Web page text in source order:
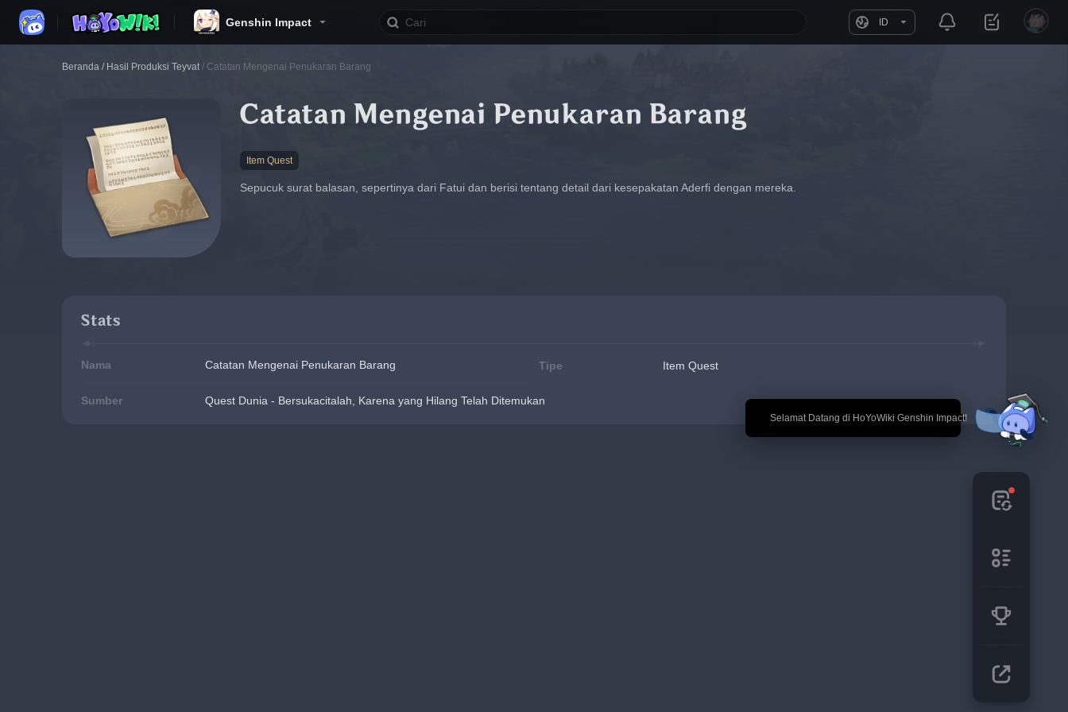
Genshin Impact ID
🎉 Selamat Datang di HoYoWiki Genshin Impact!
Beranda / Hasil Produksi Teyvat / Catatan Mengenai Penukaran Barang
Catatan Mengenai Penukaran Barang
Item Quest
Sepucuk surat balasan, sepertinya dari Fatui dan berisi tentang detail dari kesepakatan Aderfi dengan mereka.
Stats
Nama Catatan Mengenai Penukaran Barang Tipe Item Quest
Sumber Quest Dunia - Bersukacitalah, Karena yang Hilang Telah Ditemukan